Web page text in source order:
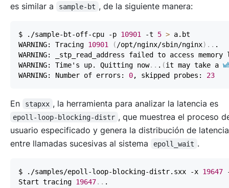
es similar a
sample-bt , de la siguiente manera:
$ ./sample-bt-off-cpu -p 10901 -t 5 >
WARNING: Tracing 10901 ( /opt/nginx/sbin/nginx) ..
WARNING: Time's up. Quitting now.. . (it may take a
WARNING: Number of errors: 0, skipped probes: 23
En stapxx , la herramienta para analizar la latencia es
epoll-loop-blocking-distr , que muestrea el proceso
usuario especificado y genera la distribución de latencia
entre llamadas sucesivas al sistema
epoll_wait .
$ ./samples/epoll-loop-blocking-distr.sxx -x 19647
Start tracing 19647..